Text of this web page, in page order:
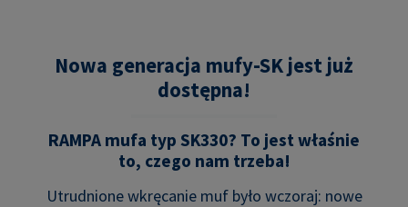
Nowa generacja mufy-SK jest już
dostępna!
RAMPA mufa typ SK330? To jest właśnie
to, czego nam trzeba!
Utrudnione wkręcanie muf było wczoraj: nowe